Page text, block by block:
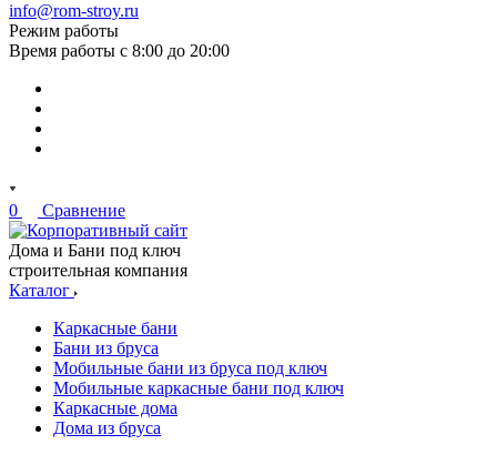
info@rom-stroy.ru
Режим работы
Время работы с 8:00 до 20:00
0 Сравнение
Дома и Бани под ключ
строительная компания
Каталог
Каркасные бани
Бани из бруса
Мобильные бани из бруса под ключ
Мобильные каркасные бани под ключ
Каркасные дома
Дома из бруса